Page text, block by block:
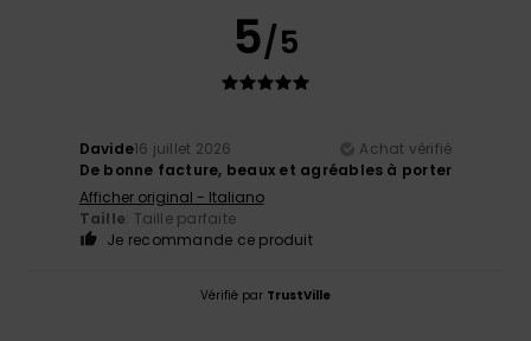
5/5
Davide16 juillet 2026
Achat vérifié
De bonne facture, beaux et agréables à porter
Afficher original - Italiano
Taille: Taille parfaite
Je recommande ce produit
Vérifié par TrustVille